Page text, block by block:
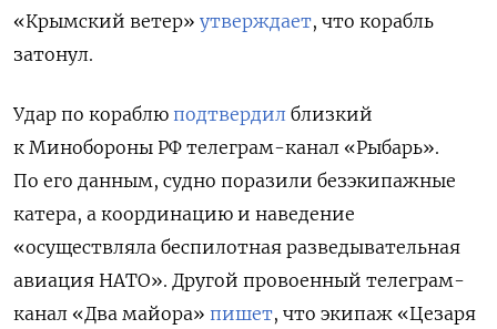
«Крымский ветер» утверждает, что корабль
затонул.
Удар по кораблю подтвердил близкий
к Минобороны РФ телеграм-канал «Рыбарь».
По его данным, судно поразили безэкипажные
катера, а координацию и наведение
«осуществляла беспилотная разведывательная
авиация НАТО». Другой провоенный телеграм-
канал «Два майора» пишет, что экипаж «Цезаря